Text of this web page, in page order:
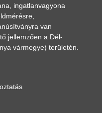
ingatlanvagyona
van
jellemzően a Dél-
vármegye) területén.